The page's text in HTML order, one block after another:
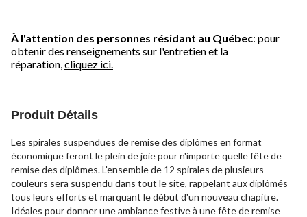
À l'attention des personnes résidant au Québec: pour
obtenir des renseignements sur l'entretien et la
réparation, cliquez ici.
Produit Détails
Les spirales suspendues de remise des diplômes en format
économique feront le plein de joie pour n'importe quelle fête de
remise des diplômes. L'ensemble de 12 spirales de plusieurs
couleurs sera suspendu dans tout le site, rappelant aux diplômés
tous leurs efforts et marquant le début d'un nouveau chapitre.
Idéales pour donner une ambiance festive à une fête de remise